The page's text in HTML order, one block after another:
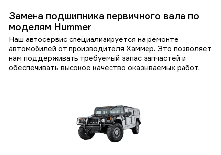
Замена подшипника первичного вала по
моделям Hummer
Наш автосервис специализируется на ремонте
автомобилей от производителя Хаммер. Это позволяет
нам поддерживать требуемый запас запчастей и
обеспечивать высокое качество оказываемых работ.